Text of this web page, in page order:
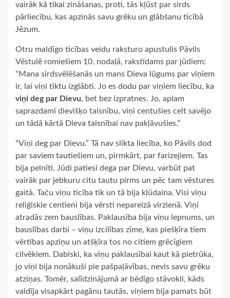
vairāk kā tikai zināšanas, proti, tās kļūst par sirds
pārliecību, kas apzinās savu grēku un glābšanu ticībā
Jēzum.
Otru maldīgo ticības veidu raksturo apustulis Pāvils
Vēstulē romiešiem 10. nodaļā, rakstīdams par jūdiem:
“Mana sirdsvēlēšanās un mans Dieva lūgums par viņiem
ir, lai viņi tiktu izglābti. Jo es dodu par viņiem liecību, ka
viņi deg par Dievu, bet bez izpratnes. Jo, aplam
saprazdami dievišķo taisnību, viņi centušies celt savējo
un tādā kārtā Dieva taisnībai nav pakļāvušies.”
“Viņi deg par Dievu.” Tā nav slikta liecība, ko Pāvils dod
par saviem tautiešiem un, pirmkārt, par farizejiem. Tas
bija pelnīti. Jūdi patiesi dega par Dievu, varbūt pat
vairāk par jebkuru citu tautu pirms un pēc tam vēstures
gaitā. Taču viņu ticība tik un tā bija kļūdaina. Visi viņu
reliģiskie centieni bija vērsti nepareizā virzienā. Viņi
atradās zem bauslības. Paklausība bija viņu lepnums, un
bauslības darbi – viņu izcilības zīme, kas piešķīra tiem
vērtības apziņu un atšķīra tos no citiem grēcīgiem
cilvēkiem. Dabiski, ka viņu paklausībai kaut kā pietrūka,
jo viņi bija nonākuši pie pašpaļāvības, nevis savu grēku
atziņas. Tomēr, salīdzinājumā ar bēdīgo stāvokli, kāds
valdīja visapkārt pagānu tautās, viņiem bija pamats būt